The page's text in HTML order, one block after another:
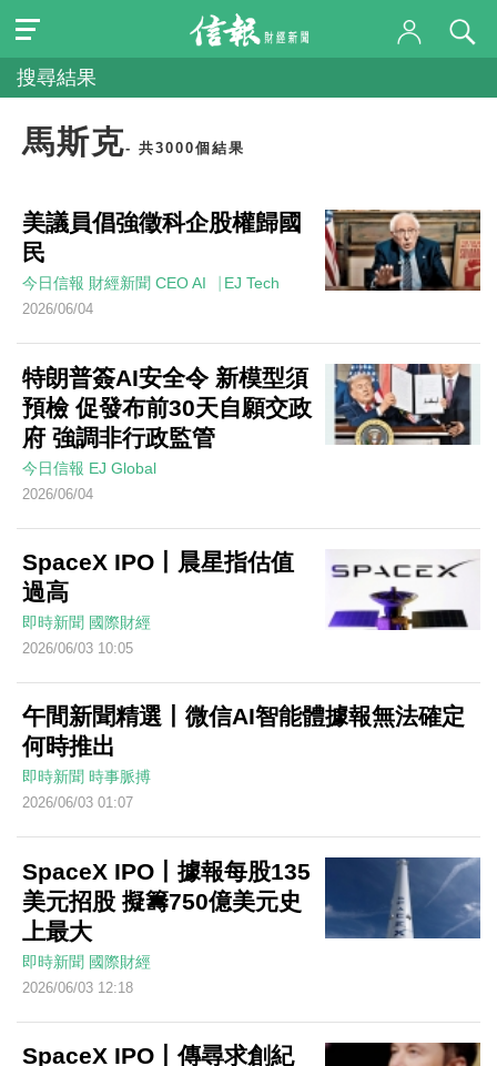
搜尋結果
馬斯克- 共3000個結果
美議員倡強徵科企股權歸國
民
今日信報 財經新聞 CEO AI⎹ EJ Tech
2026/06/04
特朗普簽AI安全令 新模型須
預檢 促發布前30天自願交政
府 強調非行政監管
今日信報 EJ Global
2026/06/04
SpaceX IPO丨晨星指估值
過高
即時新聞 國際財經
2026/06/03 10:05
午間新聞精選丨微信AI智能體據報無法確定
何時推出
即時新聞 時事脈搏
2026/06/03 01:07
SpaceX IPO丨據報每股135
美元招股 擬籌750億美元史
上最大
即時新聞 國際財經
2026/06/03 12:18
SpaceX IPO丨傳尋求創紀